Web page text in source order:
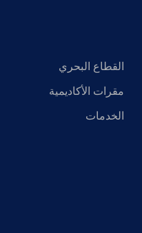
القطاع البحري
مقرات الأكاديمية
الخدمات